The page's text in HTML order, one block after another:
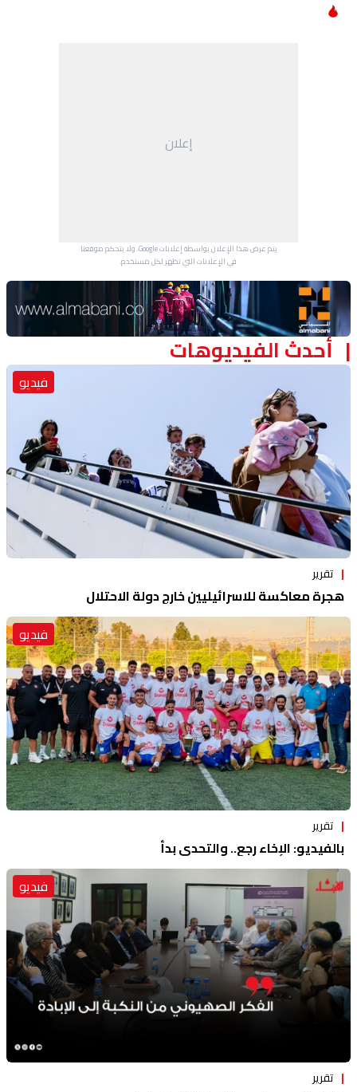
إعلان
يتم عرض هذا الإعلان بواسطة إعلانات Google، ولا يتحكم موقعنا
في الإعلانات التي تظهر لكل مستخدم.
Advertisement Section
أحدث الفيديوهات
فيديو
تقرير
هجرة معاكسة للاسرائيليين خارج دولة الاحتلال
فيديو
تقرير
بالفيديو: الإخاء رجع.. والتحدي بدأ
فيديو
تقرير